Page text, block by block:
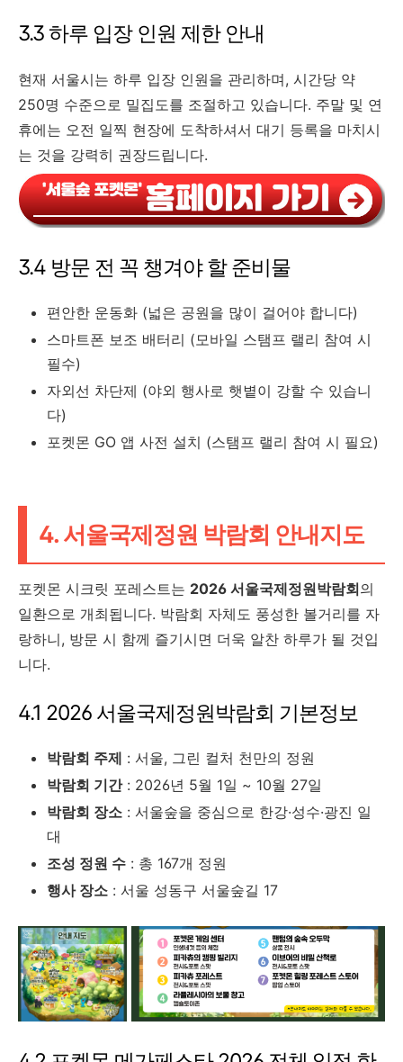
3.3 하루 입장 인원 제한 안내
현재 서울시는 하루 입장 인원을 관리하며, 시간당 약
250명 수준으로 밀집도를 조절하고 있습니다. 주말 및 연
휴에는 오전 일찍 현장에 도착하셔서 대기 등록을 마치시
는 것을 강력히 권장드립니다.
3.4 방문 전 꼭 챙겨야 할 준비물
편안한 운동화 (넓은 공원을 많이 걸어야 합니다)
스마트폰 보조 배터리 (모바일 스탬프 랠리 참여 시
필수)
자외선 차단제 (야외 행사로 햇볕이 강할 수 있습니
다)
포켓몬 GO 앱 사전 설치 (스탬프 랠리 참여 시 필요)
4. 서울국제정원 박람회 안내지도
포켓몬 시크릿 포레스트는 2026 서울국제정원박람회의
일환으로 개최됩니다. 박람회 자체도 풍성한 볼거리를 자
랑하니, 방문 시 함께 즐기시면 더욱 알찬 하루가 될 것입
니다.
4.1 2026 서울국제정원박람회 기본정보
박람회 주제 : 서울, 그린 컬처 천만의 정원
박람회 기간: 2026년 5월 1일 ~ 10월 27일
박람회 장소 : 서울숲을 중심으로 한강·성수·광진 일
대
조성 정원 수 : 총 167개 정원
행사 장소 : 서울 성동구 서울숲길 17